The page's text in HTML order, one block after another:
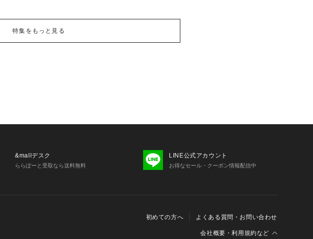
特集をもっと見る
&mallデスク
ららぽーと受取なら送料無料
LINE公式アカウント
お得なセール・クーポン情報配信中
初めての方へ よくある質問・お問い合わせ
会社概要・利用規約など